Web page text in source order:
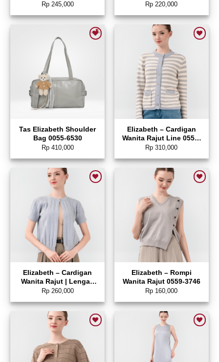
0595-2254
Rp245,000 Panjang 0595-2216
Rp 220,000
Add to wishlist
Tas Elizabeth Shoulder
Bag 0055-6530
Rp410,000
Add to wishlist
Elizabeth – Cardigan
Wanita Rajut Line 0559-
3779
Rp 310,000
Elizabeth – Cardigan
Wanita Rajut | Lengan
Pendek 0559-3765
Rp260,000
Add to wishlist
Elizabeth – Rompi
Wanita Rajut 0559-3746
Rp 160,000
Add to wishlist Add to wishlist